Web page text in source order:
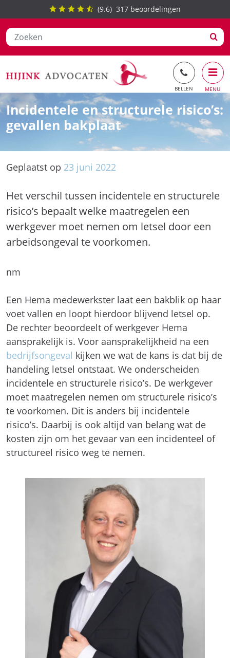
Ga
naar
de
(9.6) 317 beoordelingen
Incidentele en structurele risico’s:
gevallen bakplaat
Geplaatst op 23 juni 2022
Het verschil tussen incidentele en structurele
risico’s bepaalt welke maatregelen een
werkgever moet nemen om letsel door een
arbeidsongeval te voorkomen.
nm
Een Hema medewerkster laat een bakblik op haar
voet vallen en loopt hierdoor blijvend letsel op.
De rechter beoordeelt of werkgever Hema
aansprakelijk is. Voor aansprakelijkheid na een
bedrijfsongeval kijken we wat de kans is dat bij de
handeling letsel ontstaat. We onderscheiden
incidentele en structurele risico’s. De werkgever
moet maatregelen nemen om structurele risico’s
te voorkomen. Dit is anders bij incidentele
risico’s. Daarbij is ook altijd van belang wat de
kosten zijn om het gevaar van een incidenteel of
structureel risico weg te nemen.